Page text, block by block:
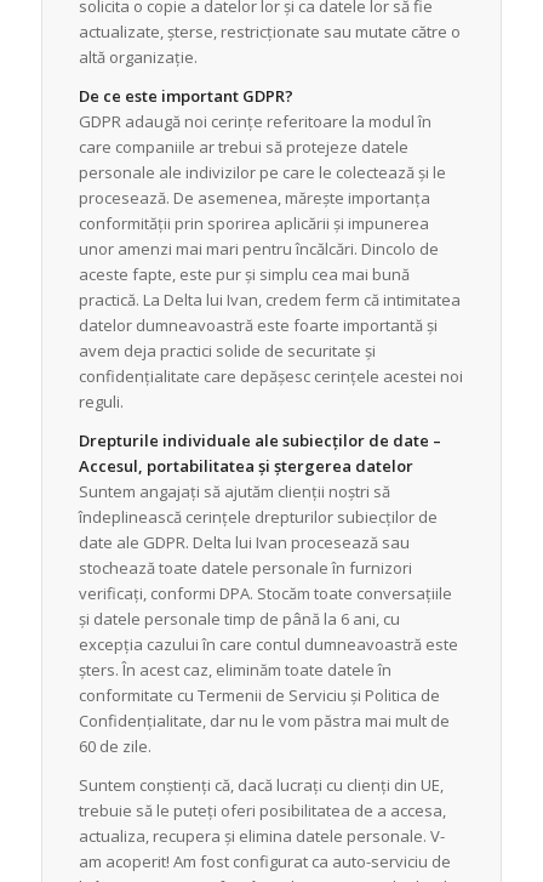
solicita o copie a datelor lor și ca datele lor să fie
actualizate, șterse, restricționate sau mutate către o
altă organizație.
De ce este important GDPR?
GDPR adaugă noi cerințe referitoare la modul în
care companiile ar trebui să protejeze datele
personale ale indivizilor pe care le colectează și le
procesează. De asemenea, mărește importanța
conformității prin sporirea aplicării și impunerea
unor amenzi mai mari pentru încălcări. Dincolo de
aceste fapte, este pur și simplu cea mai bună
practică. La Delta lui Ivan, credem ferm că intimitatea
datelor dumneavoastră este foarte importantă și
avem deja practici solide de securitate și
confidențialitate care depășesc cerințele acestei noi
reguli.
Drepturile individuale ale subiecților de date –
Accesul, portabilitatea și ștergerea datelor
Suntem angajați să ajutăm clienții noștri să
îndeplinească cerințele drepturilor subiecților de
date ale GDPR. Delta lui Ivan procesează sau
stochează toate datele personale în furnizori
verificați, conformi DPA. Stocăm toate conversațiile
și datele personale timp de până la 6 ani, cu
excepția cazului în care contul dumneavoastră este
șters. În acest caz, eliminăm toate datele în
conformitate cu Termenii de Serviciu și Politica de
Confidențialitate, dar nu le vom păstra mai mult de
60 de zile.
Suntem conștienți că, dacă lucrați cu clienți din UE,
trebuie să le puteți oferi posibilitatea de a accesa,
actualiza, recupera și elimina datele personale. V-
am acoperit! Am fost configurat ca auto-serviciu de